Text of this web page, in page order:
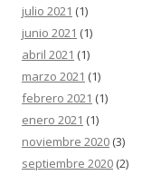
julio 2021 (1)
junio 2021 (1)
abril 2021 (1)
marzo 2021 (1)
febrero 2021 (1)
enero 2021 (1)
noviembre 2020 (3)
septiembre 2020 (2)